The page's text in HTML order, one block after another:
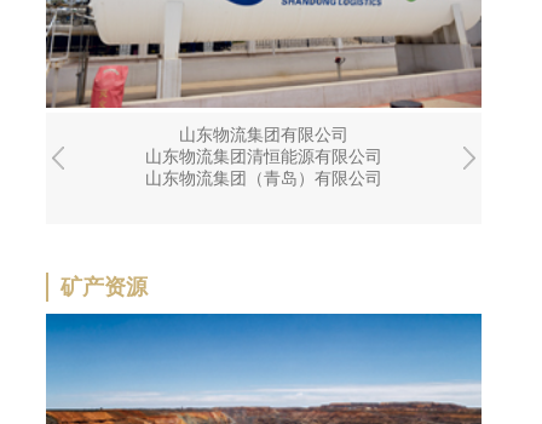
山东物流集团有限公司
山东物流集团清恒能源有限公司
山东物流集团（青岛）有限公司
矿产资源